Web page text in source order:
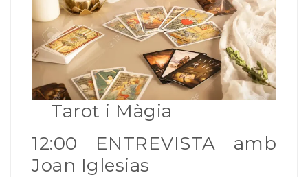
Tarot i Màgia
12:00 ENTREVISTA amb
Joan Iglesias